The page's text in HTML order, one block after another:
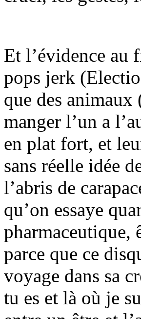
Et l’évidence au
pops jerk
que des
manger l’un a
en plat fort, et
sans réelle idée
l’abris de
qu’on essaye
pharmaceutique,
parce que ce
voyage dans sa
tu es et là où je